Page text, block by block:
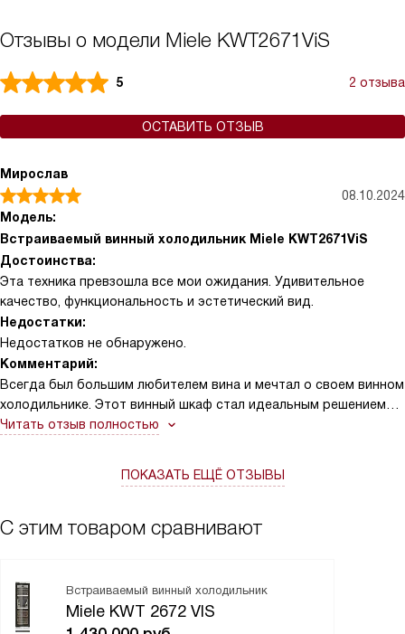
Отзывы о модели Miele KWT2671ViS
5 2 отзыва
ОСТАВИТЬ ОТЗЫВ
Мирослав
08.10.2024
Модель:
Встраиваемый винный холодильник Miele KWT2671ViS
Достоинства:
Эта техника превзошла все мои ожидания. Удивительное
качество, функциональность и эстетический вид.
Недостатки:
Недостатков не обнаружено.
Комментарий:
Всегда был большим любителем вина и мечтал о своем винном
холодильнике. Этот винный шкаф стал идеальным решением
для моего дома. Он вмещает 91 бутылку бордо 0.75 л, что
безупречно, поддерживая оптимальную температуру для
Сенсорные переключатели MasterSensor и электронная
есть функция блокировки, что очень важно, когда в доме есть
дети.
Освещение холодильной камеры BrilliantLight создает
Читать отзыв полностью
ПОКАЗАТЬ ЕЩЁ ОТЗЫВЫ
С этим товаром сравнивают
Встраиваемый винный холодильник
Miele KWT 2672 VIS